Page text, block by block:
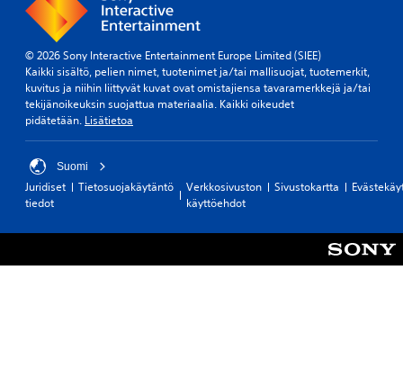
© 2026 Sony Interactive Entertainment Europe Limited (SIEE)
Kaikki sisältö, pelien nimet, tuotenimet ja/tai mallisuojat, tuotemerkit,
kuvitus ja niihin liittyvät kuvat ovat omistajiensa tavaramerkkejä ja/tai
tekijänoikeuksin suojattua materiaalia. Kaikki oikeudet
pidätetään. Lisätietoa
Suomi
Juridiset
tiedot
Tietosuojakäytäntö
Verkkosivuston
käyttöehdot
Sivustokartta